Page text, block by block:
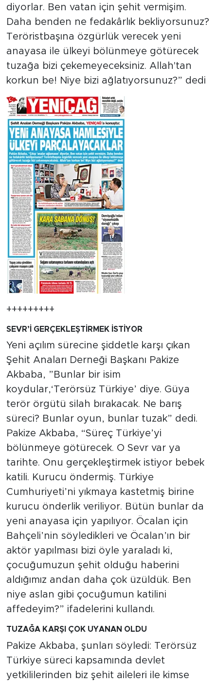
diyorlar. Ben vatan için şehit vermişim.
Daha benden ne fedakârlık bekliyorsunuz?
Teröristbaşına özgürlük verecek yeni
anayasa ile ülkeyi bölünmeye götürecek
tuzağa bizi çekemeyeceksiniz. Allah'tan
korkun be! Niye bizi ağlatıyorsunuz?” dedi
+++++++++
SEVR’İ GERÇEKLEŞTİRMEK İSTİYOR
Yeni açılım sürecine şiddetle karşı çıkan
Şehit Anaları Derneği Başkanı Pakize
Akbaba, ”Bunlar bir isim
koydular,‘Terörsüz Türkiye’ diye. Güya
terör örgütü silah bırakacak. Ne barış
süreci? Bunlar oyun, bunlar tuzak” dedi.
Pakize Akbaba, “Süreç Türkiye’yi
bölünmeye götürecek. O Sevr var ya
tarihte. Onu gerçekleştirmek istiyor bebek
katili. Kurucu öndermiş. Türkiye
Cumhuriyeti’ni yıkmaya kastetmiş birine
kurucu önderlik veriliyor. Bütün bunlar da
yeni anayasa için yapılıyor. Öcalan için
Bahçeli’nin söyledikleri ve Öcalan’ın bir
aktör yapılması bizi öyle yaraladı ki,
çocuğumuzun şehit olduğu haberini
aldığımız andan daha çok üzüldük. Ben
niye aslan gibi çocuğumun katilini
affedeyim?” ifadelerini kullandı.
TUZAĞA KARŞI ÇOK UYANAN OLDU
Pakize Akbaba, şunları söyledi: Terörsüz
Türkiye süreci kapsamında devlet
yetkililerinden biz şehit aileleri ile kimse
TARİH
KADIN
SAĞLIK
SİYASET
MEDYA KÖŞESİ
FOTO GALERİ
VİDEOLAR
ALINTI YAZARLAR
SOSYAL MEDYA